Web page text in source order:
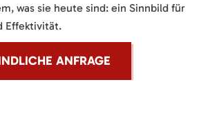
was sie heute sind: ein Sinnbild für
Effektivität.
ANFRAGE